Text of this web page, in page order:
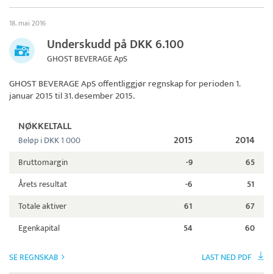
18. mai 2016
Underskudd på DKK 6.100
GHOST BEVERAGE ApS
GHOST BEVERAGE ApSoffentliggjør regnskap for perioden 1.
januar 2015 til 31. desember 2015.
NØKKELTALL
Beløp i DKK 1 000 2015 2014
Bruttomargin -9
65
Årets resultat
-6
51
Totale aktiver
61
67
Egenkapital
54 60
SE REGNSKAB LAST NED PDF